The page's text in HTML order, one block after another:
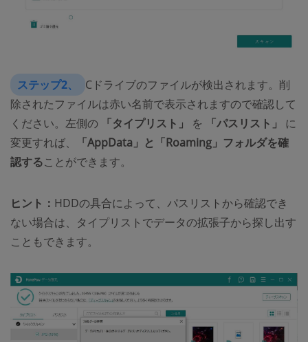
ステップ2、
Cドライブのファイルが検出されます。削
除されたファイルは赤い名前で表示されますので確認して
ください。左側の
「タイプリスト」 を 「パスリスト」
に
変更すれば、
「AppData」と「Roaming」フォルダを確
認することができます。
ヒント： HDDの具合によって、パスリストから確認でき
ない場合は、タイプリストでデータの拡張子から探し出す
こともできます。